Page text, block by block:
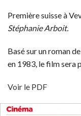
Première suisse à
Stéphanie Arboit.
Basé sur un roman
en 1983, le film sera
Voir le PDF